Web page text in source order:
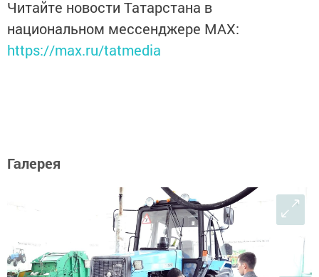
Читайте новости Татарстана в
национальном мессенджере MАХ:
https://max.ru/tatmedia
Галерея